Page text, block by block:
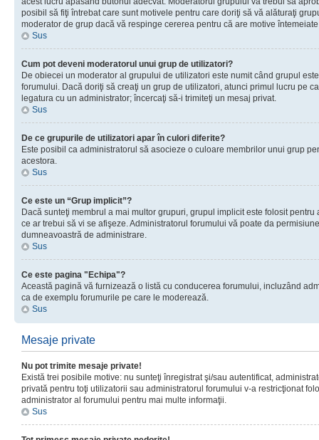
posibil să fiţi întrebat care sunt motivele pentru care doriţi să vă alăturaţi
moderator de grup dacă vă respinge cererea pentru că are motive
Sus
Cum pot deveni moderatorul unui grup de utilizatori?
De obiecei un moderator al grupului de utilizatori este numit când grupul
forumului. Dacă doriţi să creaţi un grup de utilizatori, atunci primul lucru pe
legatura cu un administrator; încercaţi să-i trimiteţi un mesaj privat.
Sus
De ce grupurile de utilizatori apar în culori diferite?
Este posibil ca administratorul să asocieze o culoare membrilor unui grup
acestora.
Sus
Ce este un “Grup implicit”?
Dacă sunteţi membrul a mai multor grupuri, grupul implicit este folosit
ce ar trebui să vi se afişeze. Administratorul forumului vă poate da
dumneavoastră de administrare.
Sus
Ce este pagina "Echipa"?
Această pagină vă furnizează o listă cu conducerea forumului, incluzând
ca de exemplu forumurile pe care le moderează.
Sus
Mesaje private
Nu pot trimite mesaje private!
Există trei posibile motive: nu sunteţi înregistrat şi/sau autentificat,
privată pentru toţi utilizatorii sau administratorul forumului v-a restricţionat
administrator al forumului pentru mai multe informaţii.
Sus